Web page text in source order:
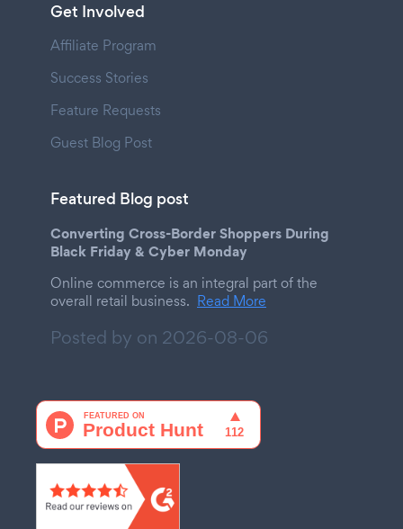
Get Involved
Affiliate Program
Success Stories
Feature Requests
Guest Blog Post
Featured Blog post
Converting Cross-Border Shoppers During
Black Friday & Cyber Monday
Online commerce is an integral part of the
overall retail business. Read More
Posted by on 2026-08-06